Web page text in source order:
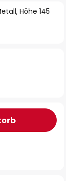
Höhe 145